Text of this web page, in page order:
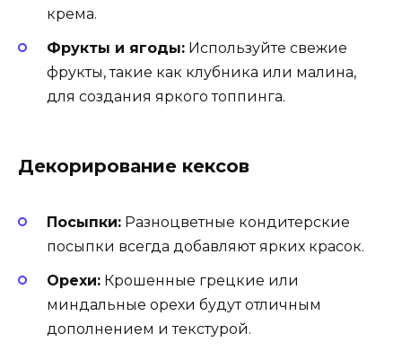
крема.
Фрукты и ягоды: Используйте свежие
фрукты, такие как клубника или малина,
для создания яркого топпинга.
Декорирование кексов
Посыпки: Разноцветные кондитерские
посыпки всегда добавляют ярких красок.
Орехи: Крошенные грецкие или
миндальные орехи будут отличным
дополнением и текстурой.